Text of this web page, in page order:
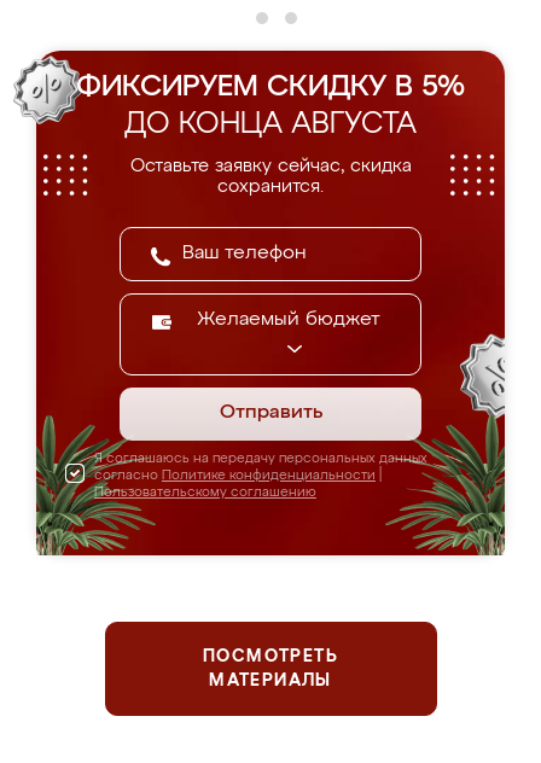
ФИКСИРУЕМ СКИДКУ В 5%
ДО КОНЦА АВГУСТА
Оставьте заявку сейчас, скидка
сохранится.
Желаемый бюджет
Отправить
Я соглашаюсь на передачу персональных данных
согласно Политике конфиденциальности
Пользовательскому соглашению
ПОСМОТРЕТЬ
МАТЕРИАЛЫ